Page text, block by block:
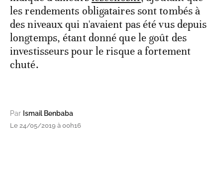
les rendements obligataires sont tombés à
des niveaux qui n'avaient pas été vus depuis
longtemps, étant donné que le goût des
investisseurs pour le risque a fortement
chuté.
Par Ismail Benbaba
Le 24/05/2019 à 00h16